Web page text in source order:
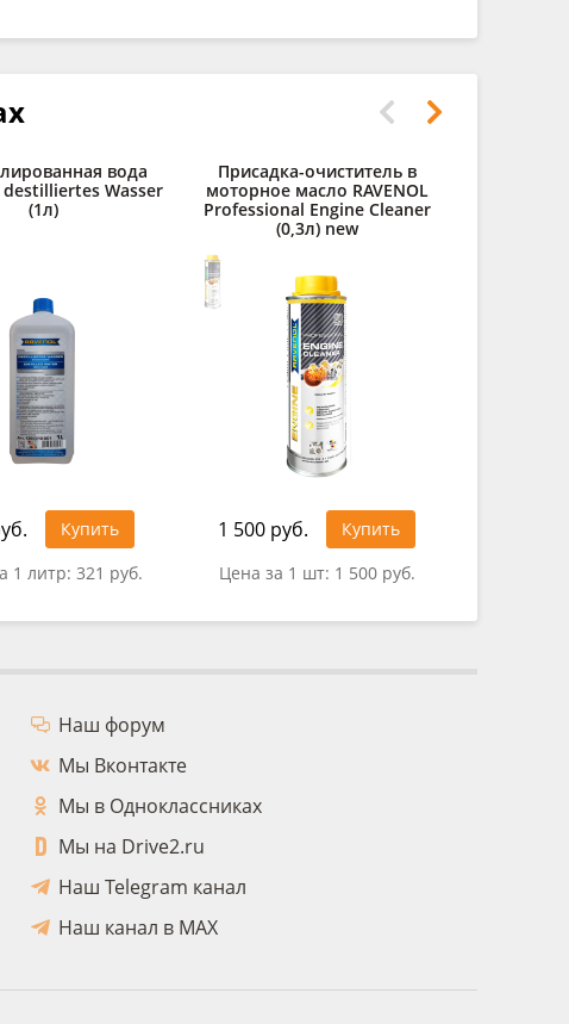
вода
destilliertes Wasser
(1л)
Купить
1 литр: 321 руб.
Присадка-очиститель в
моторное масло RAVENOL
Professional Engine Cleaner
(0,3л) new
1 500 руб.
Купить
Цена за 1 шт: 1 500 руб.
Наш форум
Мы Вконтакте
Мы в Одноклассниках
Мы на Drive2.ru
Наш Telegram канал
Наш канал в MAX